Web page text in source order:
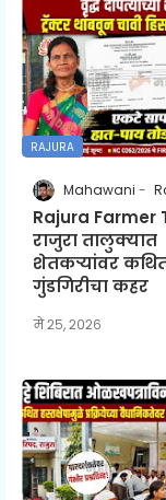
RAJURA
Mahawani
Rajura Farmer
राजुरा तालुक्यात
शेतकऱ्यांवर
गुंडगिरीचा कहर
मे २५, २०२६